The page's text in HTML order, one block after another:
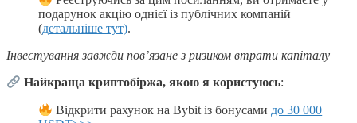
подарунок акцію однієї із публічних компаній
(детальніше тут).
Інвестування завжди пов’язане з ризиком втрати капіталу
Найкраща криптобіржа, якою я користуюсь:
Відкрити рахунок на Bybit із бонусами до 30 000